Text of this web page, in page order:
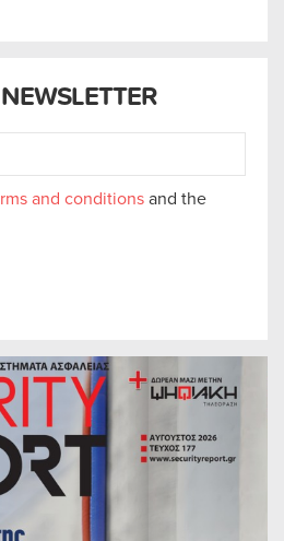
and conditionsand the